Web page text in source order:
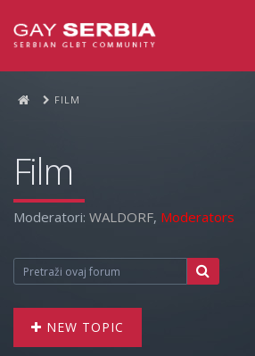
FILM
Film
Moderatori: WALDORF, Moderators
NEW TOPIC